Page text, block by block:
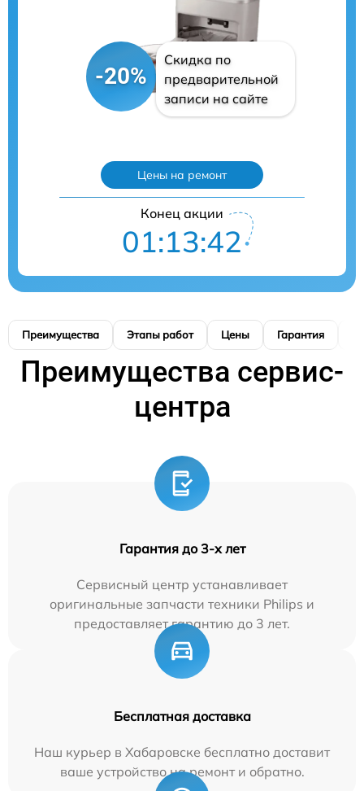
-20%
Скидка по
предварительной
записи на сайте
Цены на ремонт
Конец акции
01:13:41
Преимущества Этапы работ Цены Гарантия
Преимущества сервис-
центра
Гарантия до 3-х лет
Сервисный центр устанавливает
оригинальные запчасти техники Philips и
предоставляет гарантию до 3 лет.
Бесплатная доставка
Наш курьер в Хабаровске бесплатно доставит
ваше устройство на ремонт и обратно.